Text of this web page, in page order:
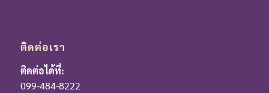
ติดต่อเรา
ติดต่อได้ที่:
099-484-8222